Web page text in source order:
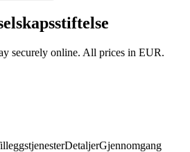
securely online. All prices in EUR.
DetaljerGjennomgang